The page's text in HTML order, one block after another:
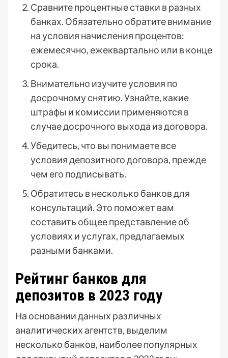
Сравните процентные ставки в разных
банках. Обязательно обратите внимание
на условия начисления процентов:
ежемесячно, ежеквартально или в конце
срока.
Внимательно изучите условия по
досрочному снятию. Узнайте, какие
штрафы и комиссии применяются в
случае досрочного выхода из договора.
Убедитесь, что вы понимаете все
условия депозитного договора, прежде
чем его подписывать.
Обратитесь в несколько банков для
консультаций. Это поможет вам
составить общее представление об
условиях и услугах, предлагаемых
разными банками.
Рейтинг банков для
депозитов в 2023 году
На основании данных различных
аналитических агентств, выделим
несколько банков, наиболее популярных